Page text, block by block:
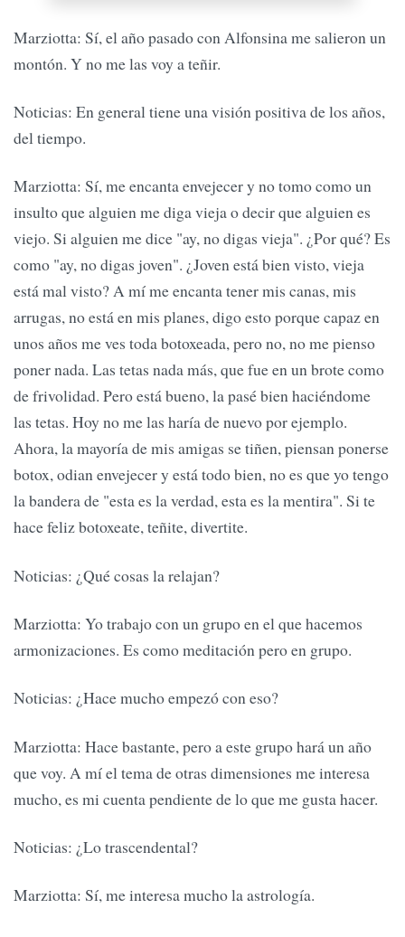
Marziotta: Sí, el año pasado con Alfonsina me salieron un
montón. Y no me las voy a teñir.
Noticias: En general tiene una visión positiva de los años,
del tiempo.
Marziotta: Sí, me encanta envejecer y no tomo como un
insulto que alguien me diga vieja o decir que alguien es
viejo. Si alguien me dice "ay, no digas vieja". ¿Por qué? Es
como "ay, no digas joven". ¿Joven está bien visto, vieja
está mal visto? A mí me encanta tener mis canas, mis
arrugas, no está en mis planes, digo esto porque capaz en
unos años me ves toda botoxeada, pero no, no me pienso
poner nada. Las tetas nada más, que fue en un brote como
de frivolidad. Pero está bueno, la pasé bien haciéndome
las tetas. Hoy no me las haría de nuevo por ejemplo.
Ahora, la mayoría de mis amigas se tiñen, piensan ponerse
botox, odian envejecer y está todo bien, no es que yo tengo
la bandera de "esta es la verdad, esta es la mentira". Si te
hace feliz botoxeate, teñite, divertite.
Noticias: ¿Qué cosas la relajan?
Marziotta: Yo trabajo con un grupo en el que hacemos
armonizaciones. Es como meditación pero en grupo.
Noticias: ¿Hace mucho empezó con eso?
Marziotta: Hace bastante, pero a este grupo hará un año
que voy. A mí el tema de otras dimensiones me interesa
mucho, es mi cuenta pendiente de lo que me gusta hacer.
Noticias: ¿Lo trascendental?
Marziotta: Sí, me interesa mucho la astrología.